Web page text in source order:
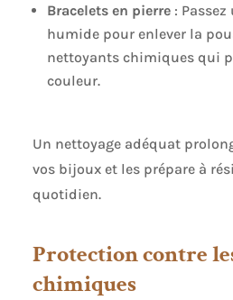
Bracelets en pierre:
humide pour enlever la
nettoyants chimiques qui
couleur.
Un nettoyage adéquat
vos bijoux et les prépare à
quotidien.
Protection contre
chimiques